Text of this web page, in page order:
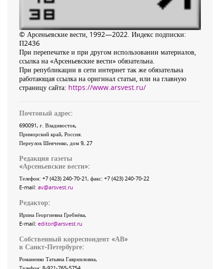
© Арсеньевские вести, 1992—2022. Индекс подписки:
П2436
При перепечатке и при другом использовании материалов,
ссылка на «Арсеньевские вести» обязательна.
При републикации в сети интернет так же обязательна
работающая ссылка на оригинал статьи, или на главную
страницу сайта: https://www.arsvest.ru/
Почтовый адрес:
690091, г. Владивосток,
Приморский край, Россия
Переулок Шевченко, дом 9, 27
Редакция газеты
«Арсеньевские вести»:
Телефон: +7 (423) 240-70-21, факс: +7 (423) 240-70-22
E-mail: av@arsvest.ru
Редактор:
Ирина Георгиевна Гребнёва,
E-mail: editor@arsvest.ru
Собственный корреспондент «АВ»
в Санкт-Петербурге:
Романенко Татьяна Гаврииловна,